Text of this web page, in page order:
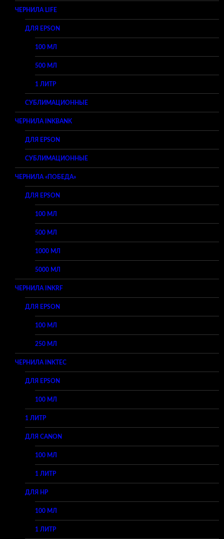
ЧЕРНИЛА LIFE
ДЛЯ EPSON
100 МЛ
500 МЛ
1 ЛИТР
СУБЛИМАЦИОННЫЕ
ЧЕРНИЛА INKBANK
ДЛЯ EPSON
СУБЛИМАЦИОННЫЕ
ЧЕРНИЛА «ПОБЕДА»
ДЛЯ EPSON
100 МЛ
500 МЛ
1000 МЛ
5000 МЛ
ЧЕРНИЛА INKRF
ДЛЯ EPSON
100 МЛ
250 МЛ
ЧЕРНИЛА INKTEC
ДЛЯ EPSON
100 МЛ
1 ЛИТР
ДЛЯ CANON
100 МЛ
1 ЛИТР
ДЛЯ HP
100 МЛ
1 ЛИТР